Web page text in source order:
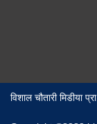
विशाल चौतारी मिडीया